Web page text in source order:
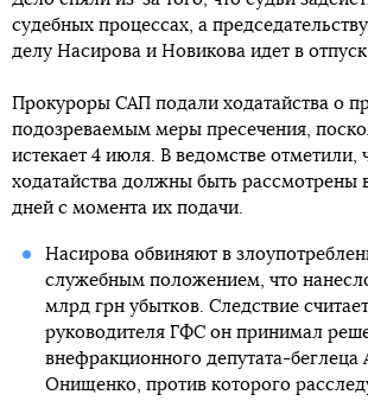
судебных процессах, а
делу Насирова и Новикова идет в
Прокуроры САП подали ходатайства о
подозреваемым меры пресечения,
истекает 4 июля. В ведомстве отметили,
ходатайства должны быть рассмотрены
дней с момента их подачи.
Насирова обвиняют в
служебным положением, что
млрд грн убытков. Следствие
руководителя ГФС он принимал
внефракционного депутата-беглеца
Онищенко, против которого